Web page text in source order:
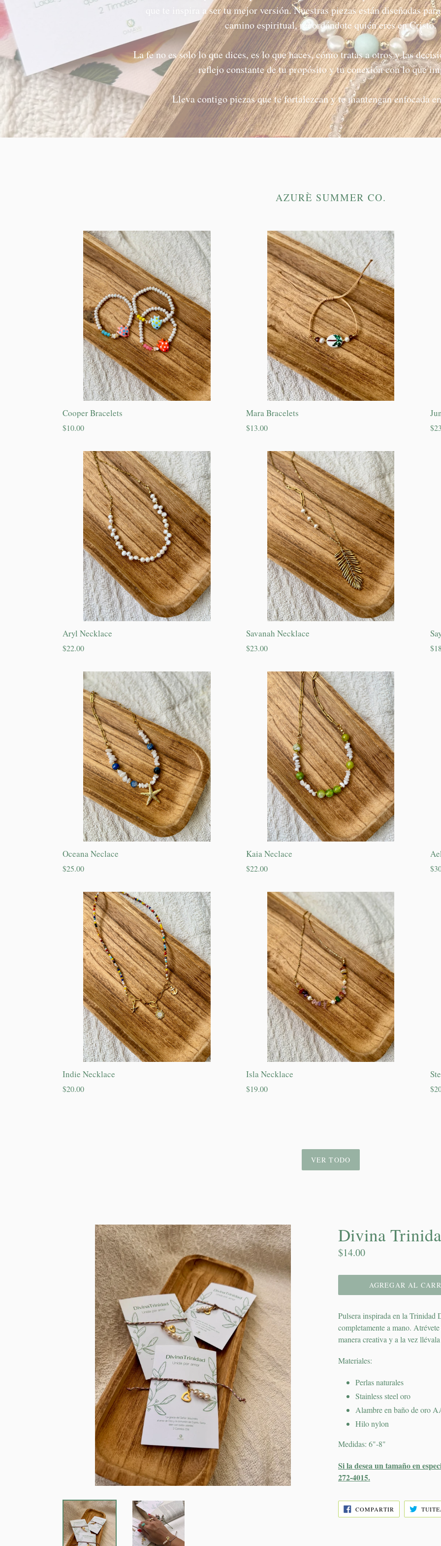
que te inspira a ser tu mejor versión. Nuestras piezas están diseñadas
camino espiritual, recordándote quién eres en Cristo.
La fe no es solo lo que dices, es lo que haces, cómo tratas a otros y las
reflejo constante de tu propósito y tu conexión con lo que
Lleva contigo piezas que te fortalezcan y te mantengan enfocada
AZURÈ SUMMER CO.
Cooper Bracelets
Precio
$10.00
Mara Bracelets
Precio
$13.00
Aryl Necklace
Precio
$22.00
Savanah Necklace
Precio
$23.00
Oceana Neclace
Precio
$25.00
Kaia Neclace
Precio
$22.00
Indie Necklace
Precio
$20.00
Isla Necklace
Precio
$19.00
VER TODO
Divina
Precio
$14.00
AGREGAR AL
Pulsera inspirada en la Trinidad
completamente a mano.
manera creativa y a la vez
Materiales:
Perlas naturales
Stainless steel oro
Alambre en baño de oro
Hilo nylon
Medidas: 6"-8"
Si la desea un tamaño en
272-4015.
COMPARTIR COMPARTIR
EN
FACEBOOK